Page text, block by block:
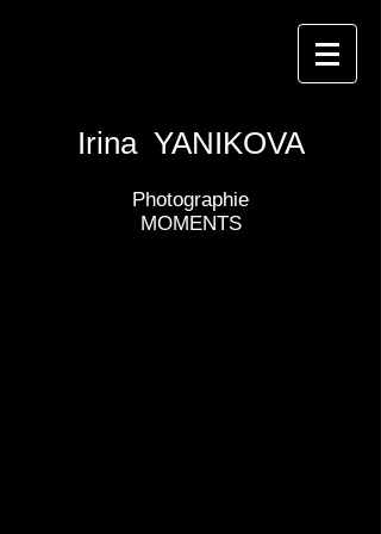
Irina YANIKOVA
Photographie
MOMENTS